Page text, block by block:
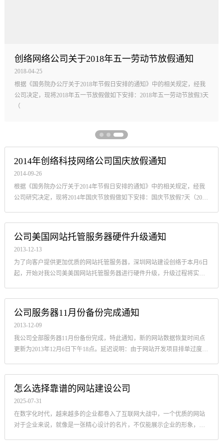
创络网络公司关于2018年五一劳动节放假通知
2018-04-25
根据《国务院办公厅关于2018年节假日安排的通知》中的相关规定，经我
公司决定，现将2018年五一节放假做如下安排：2018年五一劳动节放假3天
（
2014年创络科技网络公司国庆放假通知
2014-09-26
根据《国务院办公厅关于2014年节假日安排的通知》中的相关规定，经我
公司研究决定，现将2014年国庆节放假做如下安排：国庆节放假7天（2014
公司美国网站托管服务器硬件升级通知
2013-12-13
为了向客户提供更加优质的网站托管服务器，深圳网站建设创络于本月6日
起，开始对我公司美美国网站托管服务器进行硬件升级，升级过程将实现
公司服务器11月份备份完成通知
2013-12-09
我公司全部服务器11月份备份完成，特此通知，新的网站数据恢复时间点
更新为2013年12月6日下午18点。延迟说明：由于网站开发项目排单过度紧
怎么选择靠谱的网站建设公司
2025-07-31
在数字化时代，越来越多的企业都卷入了互联网大战中，一个优质的网站
对于企业来说，就像是一张精心设计的名片，不仅能展示企业的形象，还